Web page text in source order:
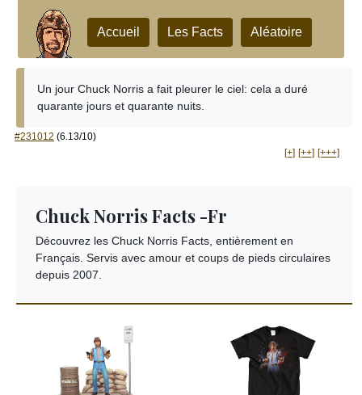
Accueil Les Facts Aléatoire
Un jour Chuck Norris a fait pleurer le ciel: cela a duré
quarante jours et quarante nuits.
#231012 (6.13/10)
[+] [++] [+++]
Chuck Norris Facts -Fr
Découvrez les Chuck Norris Facts, entièrement en
Français. Servis avec amour et coups de pieds circulaires
depuis 2007.